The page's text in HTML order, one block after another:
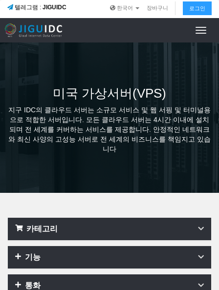
텔레그램 : JIGUIDC 한국어 장바구니 로그인
미국 가상서버(VPS)
지구 IDC의 클라우드 서버는 소규모 서비스 및 웹 서핑 및 터미널용
으로 적합한 서버입니다. 모든 클라우드 서버는 4시간 이내에 설치
되며 전 세계를 커버하는 서비스를 제공합니다. 안정적인 네트워크
와 최신 사양의 고성능 서버로 전 세계의 비즈니스를 책임지고 있습
니다
카테고리
기능
통화